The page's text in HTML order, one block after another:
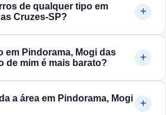
de qualquer tipo em
Cruzes‑SP?
em Pindorama, Mogi das
de mim é mais barato?
a área em Pindorama, Mogi